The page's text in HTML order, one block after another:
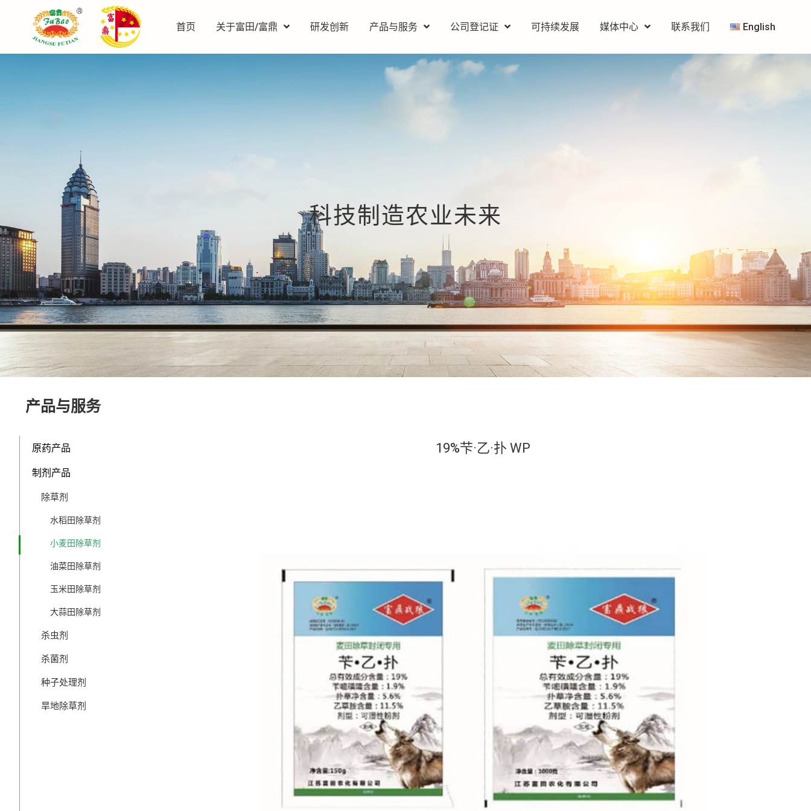
首页 关于富田/富鼎 研发创新 产品与服务 公司登记证 可持续发展 媒体中心 联系我们 English
科技制造农业未来
产品与服务
原药产品
制剂产品
除草剂
水稻田除草剂
小麦田除草剂
油菜田除草剂
玉米田除草剂
大蒜田除草剂
杀虫剂
杀菌剂
种子处理剂
旱地除草剂
19%芐·乙·扑 WP